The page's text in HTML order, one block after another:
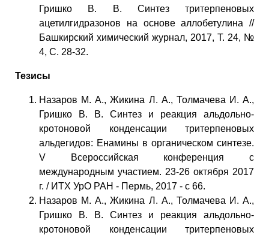
Гришко В. В. Синтез тритерпеновых
ацетилгидразонов на основе аллобетулина //
Башкирский химический журнал, 2017, Т. 24, №
4, С. 28-32.
Тезисы
Назаров М. А., Жикина Л. А., Толмачева И. А.,
Гришко В. В. Синтез и реакция альдольно-
кротоновой конденсации тритерпеновых
альдегидов: Енамины в органическом синтезе.
V Всероссийская конференция с
международным участием. 23-26 октября 2017
г. / ИТХ УрО РАН - Пермь, 2017 - с 66.
Назаров М. А., Жикина Л. А., Толмачева И. А.,
Гришко В. В. Синтез и реакция альдольно-
кротоновой конденсации тритерпеновых